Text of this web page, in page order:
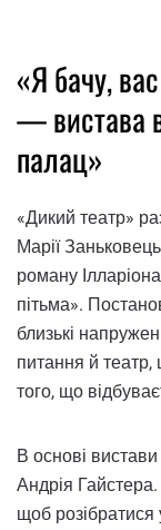
«Я бачу,
— вистава
палац»
«Дикий театр»
Марії
роману
пітьма».
близькі
питання й театр,
того, що
В основі
Андрія
щоб розібратися